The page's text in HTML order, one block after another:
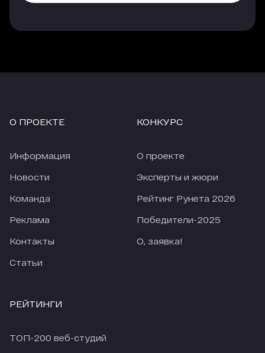
О ПРОЕКТЕ
Информация
Новости
Команда
Реклама
Контакты
Статьи
РЕЙТИНГИ
ТОП-200 веб-студий
КОНКУРС
О проекте
Эксперты и жюри
Рейтинг Рунета 2026
Победители-2025
О, заявка!